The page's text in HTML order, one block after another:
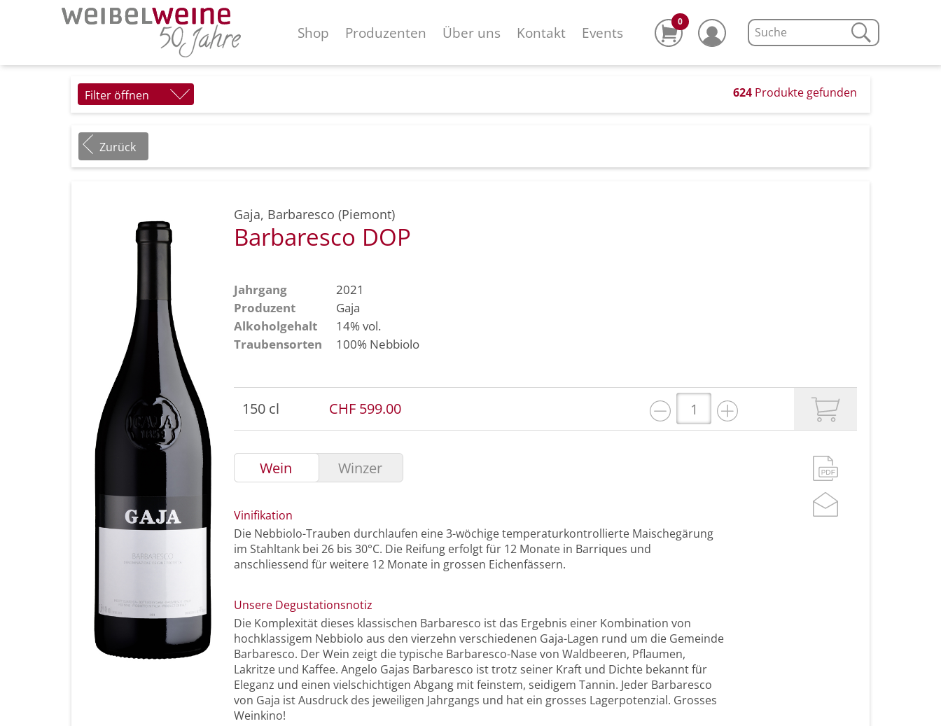
Shop Produzenten Über uns Kontakt Events
0
Filter öffnen 624 Produkte gefunden
Zurück
Gaja, Barbaresco (Piemont)
Barbaresco DOP
Jahrgang
2021
Produzent
Gaja
Alkoholgehalt
14% vol.
Traubensorten
100% Nebbiolo
150 cl CHF 599.00
Wein Winzer
Vinifikation
Die Nebbiolo-Trauben durchlaufen eine 3-wöchige temperaturkontrollierte Maischegärung
im Stahltank bei 26 bis 30°C. Die Reifung erfolgt für 12 Monate in Barriques und
anschliessend für weitere 12 Monate in grossen Eichenfässern.
Unsere Degustationsnotiz
Die Komplexität dieses klassischen Barbaresco ist das Ergebnis einer Kombination von
hochklassigem Nebbiolo aus den vierzehn verschiedenen Gaja-Lagen rund um die Gemeinde
Barbaresco. Der Wein zeigt die typische Barbaresco-Nase von Waldbeeren, Pflaumen,
Lakritze und Kaffee. Angelo Gajas Barbaresco ist trotz seiner Kraft und Dichte bekannt für
Eleganz und einen vielschichtigen Abgang mit feinstem, seidigem Tannin. Jeder Barbaresco
von Gaja ist Ausdruck des jeweiligen Jahrgangs und hat ein grosses Lagerpotenzial. Grosses
Weinkino!